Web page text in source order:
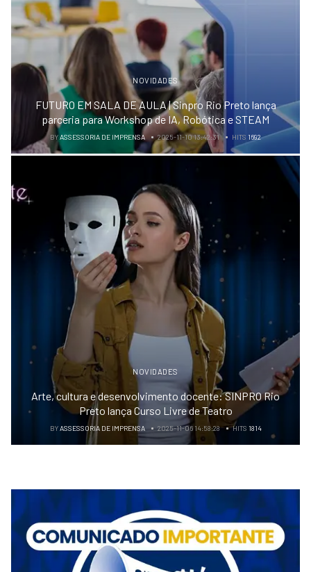
NOVIDADES
FUTURO EM SALA DE AULA | Sinpro Rio Preto lança
parceria para Workshop de IA, Robótica e STEAM
BYASSESSORIA DE IMPRENSA 2025-11-10 13:42:31 HITS 1692
NOVIDADES
Arte, cultura e desenvolvimento docente: SINPRO Rio
Preto lança Curso Livre de Teatro
BYASSESSORIA DE IMPRENSA 2025-11-06 14:58:28 HITS 1814